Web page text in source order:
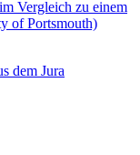
dem Jura